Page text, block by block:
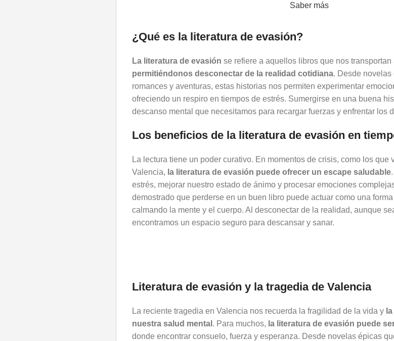
Saber más
¿Qué es la literatura de evasión?
La literatura de evasión se refiere a aquellos libros que nos transportan
permitiéndonos desconectar de la realidad cotidiana. Desde novelas
romances y aventuras, estas historias nos permiten experimentar
ofreciendo un respiro en tiempos de estrés. Sumergirse en una buena
descanso mental que necesitamos para recargar fuerzas y enfrentar los
Los beneficios de la literatura de evasión en
La lectura tiene un poder curativo. En momentos de crisis, como los que
Valencia, la literatura de evasión puede ofrecer un escape saludable
estrés, mejorar nuestro estado de ánimo y procesar emociones
demostrado que perderse en un buen libro puede actuar como una
calmando la mente y el cuerpo. Al desconectar de la realidad, aunque
encontramos un espacio seguro para descansar y sanar.
Literatura de evasión y la tragedia de Valencia
La reciente tragedia en Valencia nos recuerda la fragilidad de la vida y
nuestra salud mental . Para muchos, la literatura de evasión puede
donde encontrar consuelo, fuerza y esperanza. Desde novelas épicas